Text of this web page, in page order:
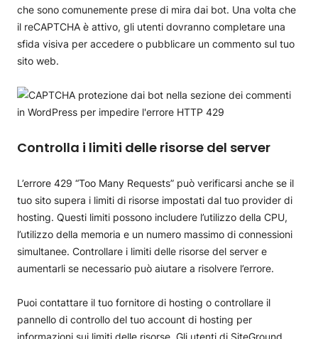
che sono comunemente prese di mira dai bot. Una volta che
il reCAPTCHA è attivo, gli utenti dovranno completare una
sfida visiva per accedere o pubblicare un commento sul tuo
sito web.
Controlla i limiti delle risorse del server
L’errore 429 “Too Many Requests” può verificarsi anche se il
tuo sito supera i limiti di risorse impostati dal tuo provider di
hosting. Questi limiti possono includere l’utilizzo della CPU,
l’utilizzo della memoria e un numero massimo di connessioni
simultanee. Controllare i limiti delle risorse del server e
aumentarli se necessario può aiutare a risolvere l’errore.
Puoi contattare il tuo fornitore di hosting o controllare il
pannello di controllo del tuo account di hosting per